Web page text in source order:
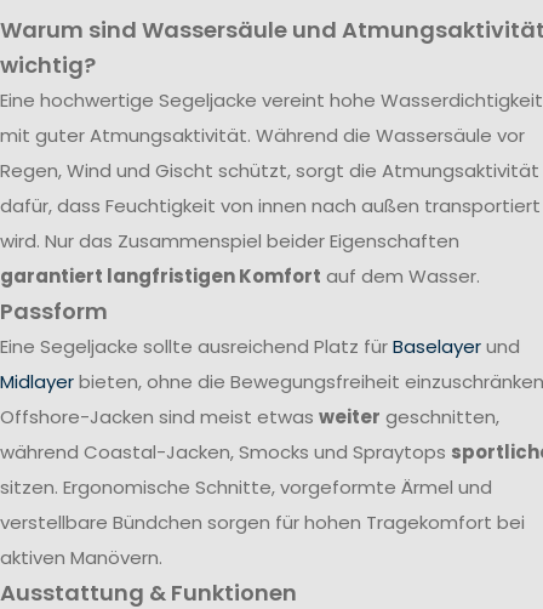
Warum sind Wassersäule und
wichtig?
Eine hochwertige Segeljacke vereint hohe Wasserdichtigkeit
mit guter Atmungsaktivität. Während die Wassersäule vor
Regen, Wind und Gischt schützt, sorgt die Atmungsaktivität
dafür, dass Feuchtigkeit von innen nach außen transportiert
wird. Nur das Zusammenspiel beider Eigenschaften
garantiert langfristigen Komfort auf dem Wasser.
Passform
Eine Segeljacke sollte ausreichend Platz fürBaselayerund
Midlayerbieten, ohne die Bewegungsfreiheit
Offshore-Jacken sind meist etwas weiter geschnitten,
während Coastal-Jacken, Smocks und Spraytops
sitzen. Ergonomische Schnitte, vorgeformte Ärmel und
verstellbare Bündchen sorgen für hohen Tragekomfort bei
aktiven Manövern.
Ausstattung & Funktionen